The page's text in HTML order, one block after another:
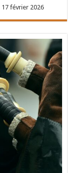
17 février 2026